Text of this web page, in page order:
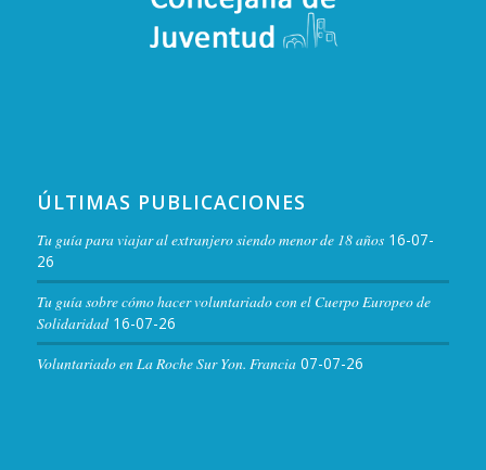
ÚLTIMAS PUBLICACIONES
Tu guía para viajar al extranjero siendo menor de 18 años 16-07-
26
Tu guía sobre cómo hacer voluntariado con el Cuerpo Europeo de
Solidaridad 16-07-26
Voluntariado en La Roche Sur Yon. Francia 07-07-26